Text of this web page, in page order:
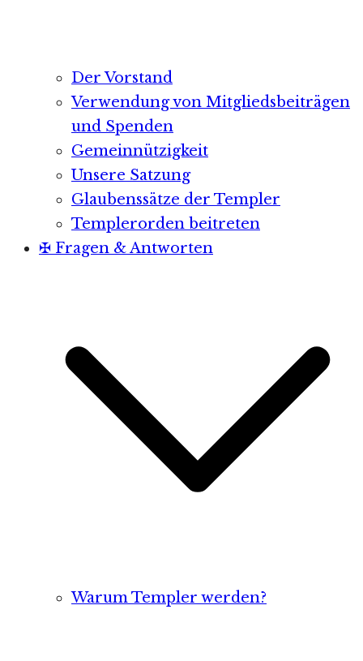
Der Vorstand
Verwendung von Mitgliedsbeiträgen
und Spenden
Gemeinnützigkeit
Unsere Satzung
Glaubenssätze der Templer
Templerorden beitreten
✠ Fragen & Antworten
Warum Templer werden?